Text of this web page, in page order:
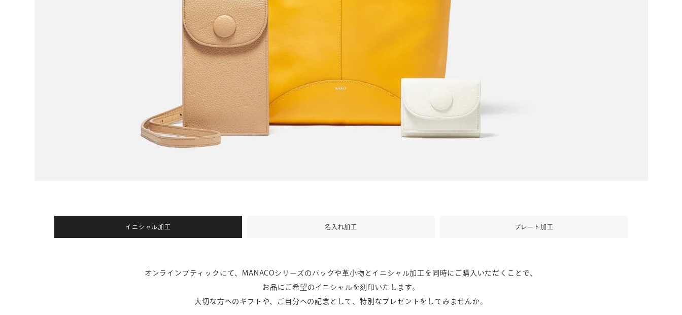
イニシャル加工 名入れ加工 プレート加工
オンラインブティックにて、MANACOシリーズのバッグや革小物とイニシャル加工を同時にご購入いただくことで、
お品にご希望のイニシャルを刻印いたします。
大切な方へのギフトや、ご自分への記念として、特別なプレゼントをしてみませんか。